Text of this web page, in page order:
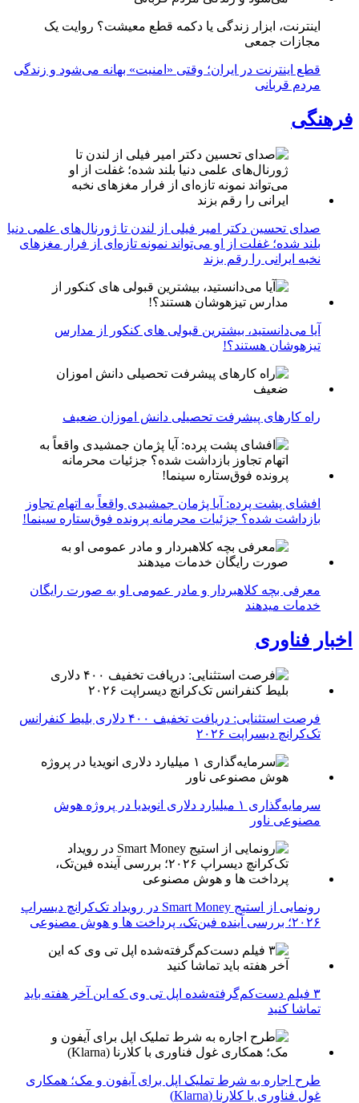
اینترنت، ابزار زندگی یا دکمه قطع معیشت؟ روایت یک
مجازات جمعی
قطع اینترنت در ایران؛ وقتی «امنیت» بهانه می‌شود و زندگی
مردم قربانی
فرهنگی
صدای تحسین دکتر امیر فیلی از لندن تا ژورنال‌های علمی دنیا
بلند شده؛ غفلت از او می‌تواند نمونه تازه‌ای از فرار مغزهای
نخبه ایرانی را رقم بزند
آیا می‌دانستید، بیشترین قبولی های کنکور از مدارس
تیزهوشان هستند؟!
راه کارهای پیشرفت تحصیلی دانش اموزان ضعیف
افشای پشت پرده: آیا پژمان جمشیدی واقعاً به اتهام تجاوز
بازداشت شده؟ جزئیات محرمانه پرونده فوق‌ستاره سینما!
معرفی بچه کلاهبردار و مادر عمومی او به صورت رایگان
خدمات میدهند
اخبار فناوری
فرصت استثنایی: دریافت تخفیف ۴۰۰ دلاری بلیط کنفرانس
تک‌کرانچ دیسراپت ۲۰۲۶
سرمایه‌گذاری ۱ میلیارد دلاری انویدیا در پروژه هوش
مصنوعی ناور
رونمایی از استیج Smart Money در رویداد تک‌کرانچ دیسراپ
۲۰۲۶؛ بررسی آینده فین‌تک، پرداخت‌ ها و هوش مصنوعی
۳ فیلم دست‌کم‌گرفته‌شده اپل تی وی که این آخر هفته باید
تماشا کنید
طرح اجاره به شرط تملیک اپل برای آیفون و مک؛ همکاری
غول فناوری با کلارنا (Klarna)